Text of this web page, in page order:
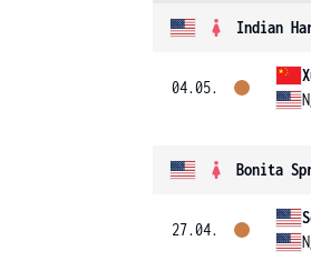
Indian
04.05.
Bonita
27.04.